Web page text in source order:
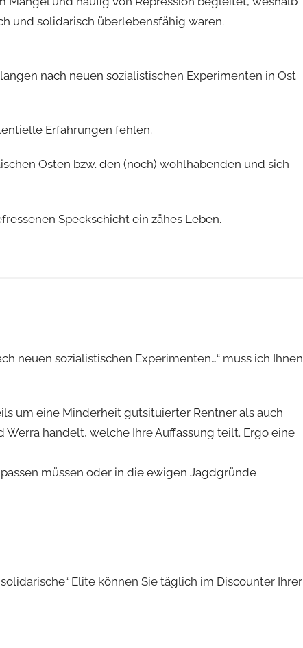
und solidarisch überlebensfähig waren.
nach neuen sozialistischen Experimenten in Ost
Erfahrungen fehlen.
Osten bzw. den (noch) wohlhabenden und sich
Speckschicht ein zähes Leben.
neuen sozialistischen Experimenten…“ muss ich Ihnen
um eine Minderheit gutsituierter Rentner als auch
handelt, welche Ihre Auffassung teilt. Ergo eine
müssen oder in die ewigen Jagdgründe
Elite können Sie täglich im Discounter Ihrer